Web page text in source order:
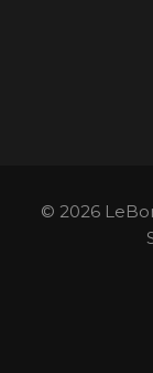
© 2026